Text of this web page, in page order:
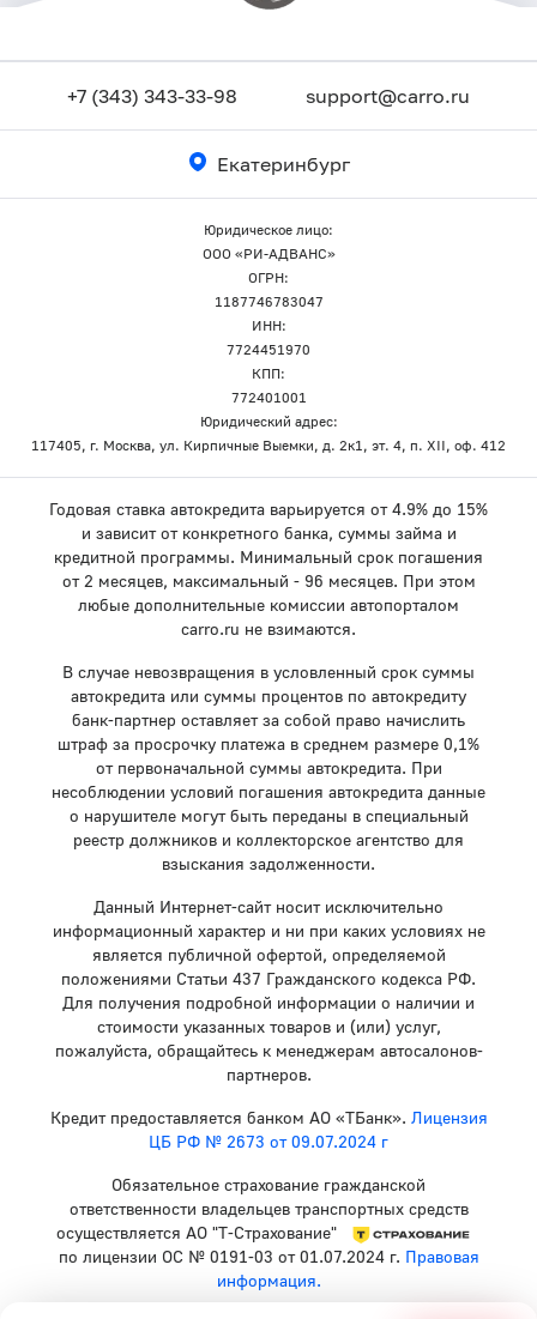
+7 (343) 343-33-98 support@carro.ru
Екатеринбург
Юридическое лицо:
ООО «РИ-АДВАНС»
ОГРН:
1187746783047
ИНН:
7724451970
КПП:
772401001
Юридический адрес:
117405, г. Москва, ул. Кирпичные Выемки, д. 2к1, эт. 4, п. XII, оф. 412
Годовая ставка автокредита варьируется от 4.9% до 15%
и зависит от конкретного банка, суммы займа и
кредитной программы. Минимальный срок погашения
от 2 месяцев, максимальный - 96 месяцев. При этом
любые дополнительные комиссии автопорталом
carro.ru не взимаются.
В случае невозвращения в условленный срок суммы
автокредита или суммы процентов по автокредиту
банк-партнер оставляет за собой право начислить
штраф за просрочку платежа в среднем размере 0,1%
от первоначальной суммы автокредита. При
несоблюдении условий погашения автокредита данные
о нарушителе могут быть переданы в специальный
реестр должников и коллекторское агентство для
взыскания задолженности.
Данный Интернет-сайт носит исключительно
информационный характер и ни при каких условиях не
является публичной офертой, определяемой
положениями Статьи 437 Гражданского кодекса РФ.
Для получения подробной информации о наличии и
стоимости указанных товаров и (или) услуг,
пожалуйста, обращайтесь к менеджерам автосалонов-
партнеров.
Кредит предоставляется банком АО «ТБанк». Лицензия
ЦБ РФ № 2673 от 09.07.2024 г
Обязательное страхование гражданской
ответственности владельцев транспортных средств
осуществляется АО "Т-Страхование"
по лицензии ОС № 0191-03 от 01.07.2024 г. Правовая
информация.